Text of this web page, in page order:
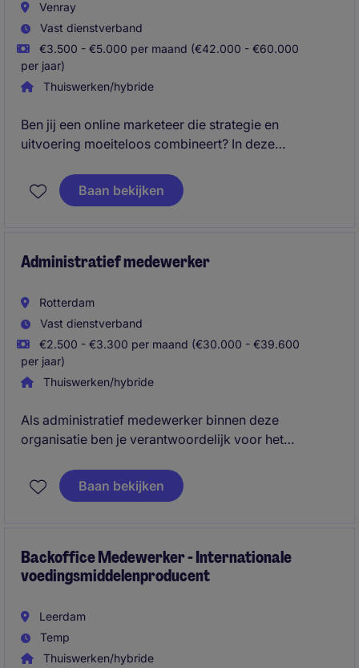
Venray
Vast dienstverband
€3.500 - €5.000 per maand (€42.000 - €60.000
per jaar)
Thuiswerken/hybride
Ben jij een online marketeer die strategie en
uitvoering moeiteloos combineert? In deze
binnen de organisatie en adviseer je sales over de
meest effectieve marketingaanpak, terwijl je zelf de
Baan bekijken
Administratief medewerker
Rotterdam
Vast dienstverband
€2.500 - €3.300 per maand (€30.000 - €39.600
per jaar)
Thuiswerken/hybride
Als administratief medewerker binnen deze
organisatie ben je verantwoordelijk voor het
gegevens.Baan bekijken
Backoffice Medewerker - Internationale
voedingsmiddelenproducent
Leerdam
Temp
Thuiswerken/hybride